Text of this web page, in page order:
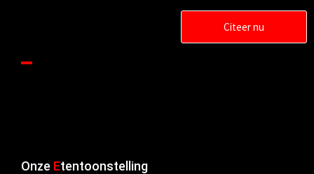
Citeer nu
Onze Etentoonstelling